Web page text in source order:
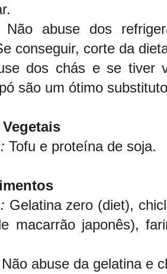
Não abuse dos
conseguir, corte da
dos chás e se tiver
são um ótimo
Tofu e proteína de soja.
Gelatina zero (diet),
macarrão japonês),
Não abuse da gelatina e